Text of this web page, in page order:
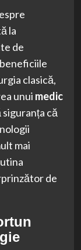
la
de
clasică,
unui medic
că
mai
de